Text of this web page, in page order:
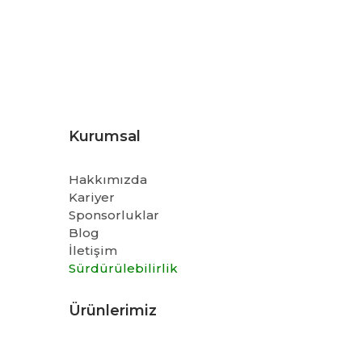
Kurumsal
Hakkımızda
Kariyer
Sponsorluklar
Blog
İletişim
Sürdürülebilirlik
Ürünlerimiz